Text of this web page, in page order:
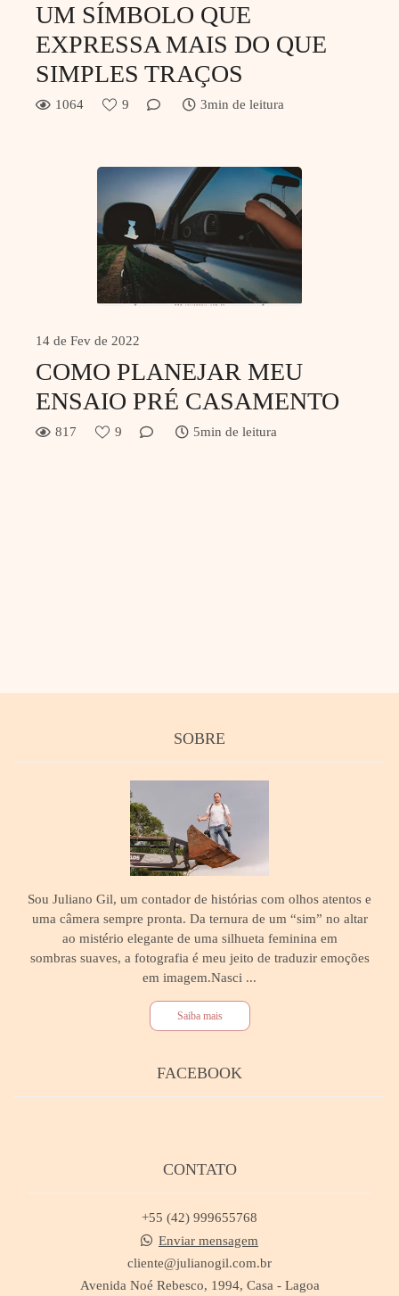
UM SÍMBOLO QUE
EXPRESSA MAIS DO QUE
SIMPLES TRAÇOS
1064 9 3min de leitura
14 de Fev de 2022
COMO PLANEJAR MEU
ENSAIO PRÉ CASAMENTO
817 9 5min de leitura
SOBRE
Sou Juliano Gil, um contador de histórias com olhos atentos e
uma câmera sempre pronta. Da ternura de um “sim” no altar
ao mistério elegante de uma silhueta feminina em
sombras suaves, a fotografia é meu jeito de traduzir emoções
em imagem.Nasci ...
Saiba mais
FACEBOOK
CONTATO
+55 (42) 999655768
Enviar mensagem
cliente@julianogil.com.br
Avenida Noé Rebesco, 1994, Casa - Lagoa